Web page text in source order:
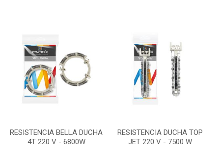
RESISTENCIA BELLA DUCHA
4T 220 V - 6800W
RESISTENCIA DUCHA TOP
JET 220 V - 7500 W